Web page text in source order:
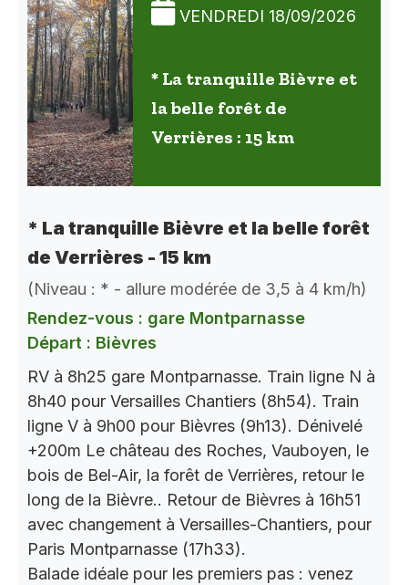
VENDREDI 18/09/2026
* La tranquille Bièvre et
la belle forêt de
Verrières : 15 km
* La tranquille Bièvre et la belle forêt
de Verrières - 15 km
(Niveau : * - allure modérée de 3,5 à 4 km/h)
Rendez-vous : gare Montparnasse
Départ : Bièvres
RV à 8h25 gare Montparnasse. Train ligne N à
8h40 pour Versailles Chantiers (8h54). Train
ligne V à 9h00 pour Bièvres (9h13). Dénivelé
+200m Le château des Roches, Vauboyen, le
bois de Bel-Air, la forêt de Verrières, retour le
long de la Bièvre.. Retour de Bièvres à 16h51
avec changement à Versailles-Chantiers, pour
Paris Montparnasse (17h33).
Balade idéale pour les premiers pas : venez